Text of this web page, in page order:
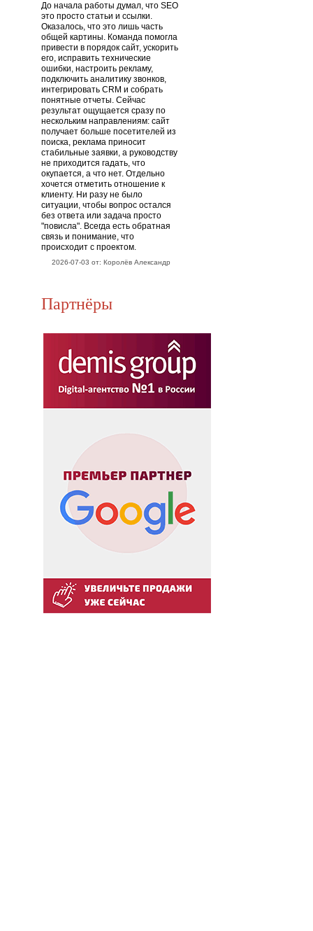
До начала работы думал, что SEO
это просто статьи и ссылки.
Оказалось, что это лишь часть
общей картины. Команда помогла
привести в порядок сайт, ускорить
его, исправить технические
ошибки, настроить рекламу,
подключить аналитику звонков,
интегрировать CRM и собрать
понятные отчеты. Сейчас
результат ощущается сразу по
нескольким направлениям: сайт
получает больше посетителей из
поиска, реклама приносит
стабильные заявки, а руководству
не приходится гадать, что
окупается, а что нет. Отдельно
хочется отметить отношение к
клиенту. Ни разу не было
ситуации, чтобы вопрос остался
без ответа или задача просто
"повисла". Всегда есть обратная
связь и понимание, что
происходит с проектом.
2026-07-03 от: Королёв Александр
Партнёры